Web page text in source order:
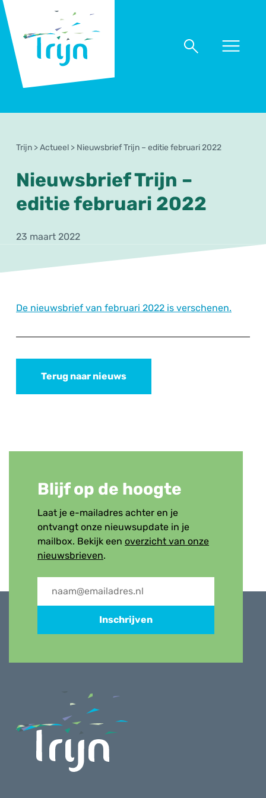
Trijn
Naar
Naar
Trijn >Actueel > Nieuwsbrief Trijn – editie februari 2022
Nieuwsbrief Trijn –
editie februari 2022
23 maart 2022
De nieuwsbrief van februari 2022 is verschenen.
Terug naar nieuws
Blijf op de hoogte
Laat je e-mailadres achter en je
ontvangt onze nieuwsupdate in je
mailbox. Bekijk een overzicht van onze
nieuwsbrieven.
Inschrijven